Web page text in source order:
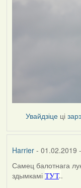
Увайдзіце ці
Harrier- 01.02.2019
In
reply
Самец балотнага
здымкамі ТУТ..